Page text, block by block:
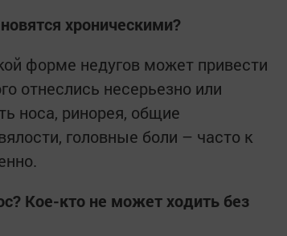
хроническими?
форме недугов может привести
отнеслись несерьезно или
носа, ринорея, общие
головные боли – часто к
Кое-кто не может ходить без